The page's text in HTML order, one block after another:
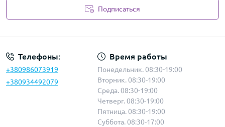
Подписаться
Телефоны:
+380986073919
+380934492079
Время работы
Понедельник. 08:30-19:00
Вторник. 08:30-19:00
Среда. 08:30-19:00
Четверг. 08:30-19:00
Пятница. 08:30-19:00
Суббота. 08:30-17:00